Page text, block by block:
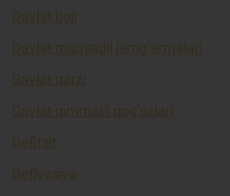
Davlat boji
Davlat maqsadli jamg’armalari
Davlat qarzi
Davlat qimmatli qog’ozlari
Defitsit
Deflyasiya